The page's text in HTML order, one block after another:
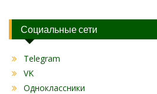
Социальные сети
Telegram
VK
Одноклассники